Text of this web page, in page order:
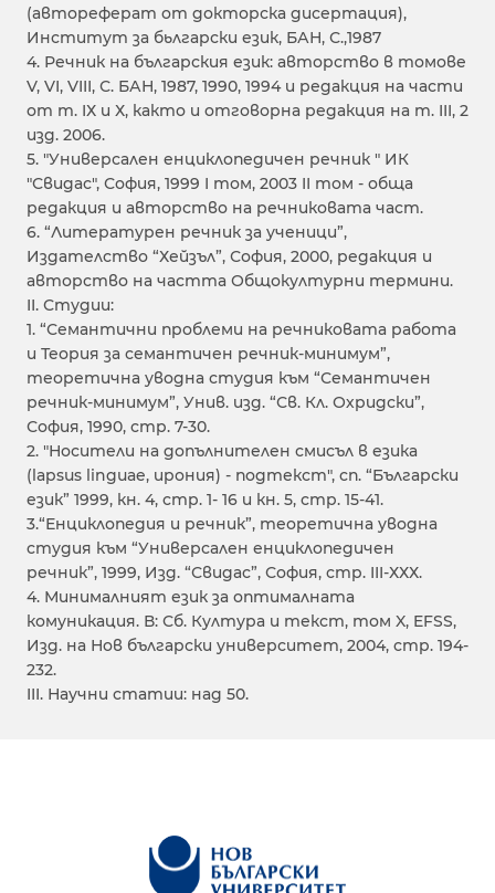
(автореферат от докторска дисертация),
Институт за бьлгарски език, БАН, С.,1987
4. Речник на българския език: авторство в томове
V, VI, VIII, С. БАН, 1987, 1990, 1994 и редакция на части
от т. IХ и Х, както и отговорна редакция на т. III, 2
изд. 2006.
5. "Универсален енциклопедичен речник " ИК
"Свидас", София, 1999 I том, 2003 II том - обща
редакция и авторство на речниковата част.
6. “Литературен речник за ученици”,
Издателство “Хейзъл”, София, 2000, редакция и
авторство на частта Общокултурни термини.
II. Студии:
1. “Семантични проблеми на речниковата работа
и Теория за семантичен речник-минимум”,
теоретична уводна студия към “Семантичен
речник-минимум”, Унив. изд. “Св. Кл. Охридски”,
София, 1990, стр. 7-30.
2. "Носители на допълнителен смисъл в езика
(lapsus linguae, ирония) - подтекст", сп. “Български
език” 1999, кн. 4, стр. 1- 16 и кн. 5, стр. 15-41.
3.“Енциклопедия и речник”, теоретична уводна
студия към “Универсален енциклопедичен
речник”, 1999, Изд. “Свидас”, София, стр. III-ХХХ.
4. Минималният език за оптималната
комуникация. В: Сб. Култура и текст, том X, EFSS,
Изд. на Нов български университет, 2004, стр. 194-
232.
III. Научни статии: над 50.